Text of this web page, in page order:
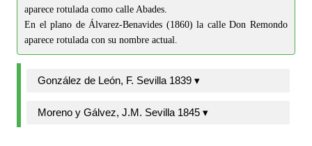
aparece rotulada como calle Abades.
En el plano de Álvarez-Benavides (1860) la calle Don Remondo
aparece rotulada con su nombre actual.
González de León, F. Sevilla 1839 ▾
Moreno y Gálvez, J.M. Sevilla 1845 ▾